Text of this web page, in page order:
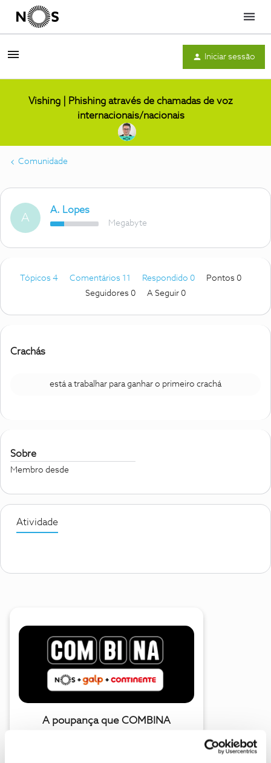
Menu
Iniciar sessão
Vishing | Phishing através de chamadas de voz
internacionais/nacionais
Comunidade
A
A. Lopes
Megabyte
Tópicos 4 Comentários 11 Respondido 0
Pontos 0
Seguidores 0 A Seguir 0
Crachás
está a trabalhar para ganhar o primeiro crachá
Sobre
Membro desde
Atividade
A poupança que COMBINA